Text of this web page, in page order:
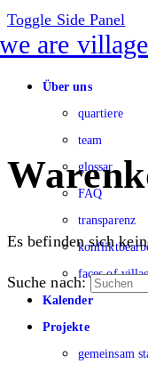
Toggle Side Panel
Über uns
quartiere
team
glossar
FAQ
transparenz
faces of
Kalender
Projekte
gemeinsam
Es befinden sich
Suche nach: